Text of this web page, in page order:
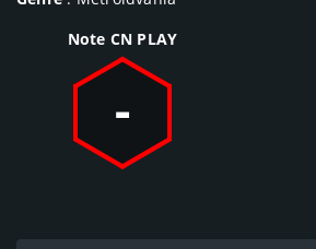
Note CN PLAY
-